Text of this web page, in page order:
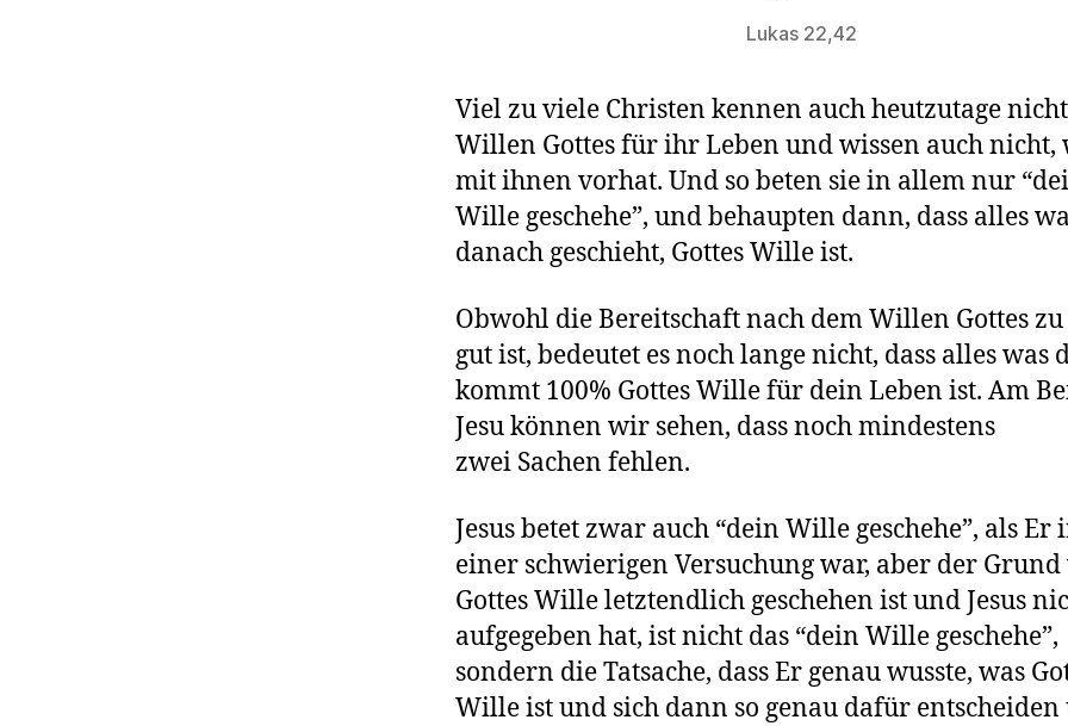
Lukas 22,42
Viel zu viele Christen kennen auch heutzutage
Willen Gottes für ihr Leben und wissen auch nicht,
mit ihnen vorhat. Und so beten sie in allem nur
Wille geschehe”, und behaupten dann, dass alles
danach geschieht, Gottes Wille ist.
Obwohl die Bereitschaft nach dem Willen Gottes
gut ist, bedeutet es noch lange nicht, dass alles was
kommt 100% Gottes Wille für dein Leben ist. Am
Jesu können wir sehen, dass noch mindestens
zwei Sachen fehlen.
Jesus betet zwar auch “dein Wille geschehe”, als Er
einer schwierigen Versuchung war, aber der Grund
Gottes Wille letztendlich geschehen ist und Jesus
aufgegeben hat, ist nicht das “dein Wille geschehe”,
sondern die Tatsache, dass Er genau wusste, was
Wille ist und sich dann so genau dafür entscheiden